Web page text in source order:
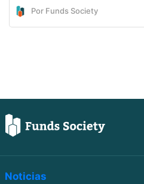
Por Funds Society
Noticias